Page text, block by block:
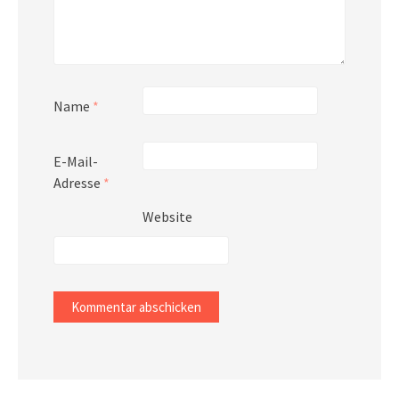
Name *
E-Mail-
Adresse *
Website